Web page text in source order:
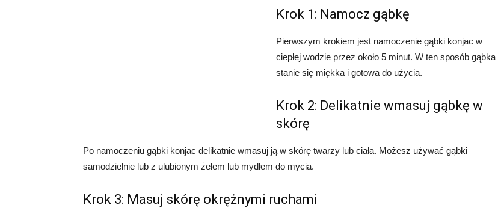
Krok 1: Namocz gąbkę
Pierwszym krokiem jest namoczenie gąbki konjac w
ciepłej wodzie przez około 5 minut. W ten sposób gąbka
stanie się miękka i gotowa do użycia.
Krok 2: Delikatnie wmasuj gąbkę w
skórę
Po namoczeniu gąbki konjac delikatnie wmasuj ją w skórę twarzy lub ciała. Możesz używać gąbki
samodzielnie lub z ulubionym żelem lub mydłem do mycia.
Krok 3: Masuj skórę okrężnymi ruchami